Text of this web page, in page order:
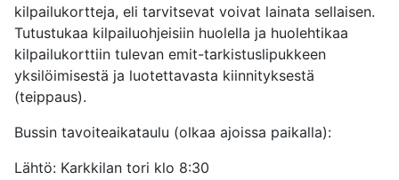
kilpailukortteja, eli tarvitsevat voivat lainata sellaisen.
Tutustukaa kilpailuohjeisiin huolella ja huolehtikaa
kilpailukorttiin tulevan emit-tarkistuslipukkeen
yksilöimisestä ja luotettavasta kiinnityksestä
(teippaus).
Bussin tavoiteaikataulu (olkaa ajoissa paikalla):
Lähtö: Karkkilan tori klo 8:30